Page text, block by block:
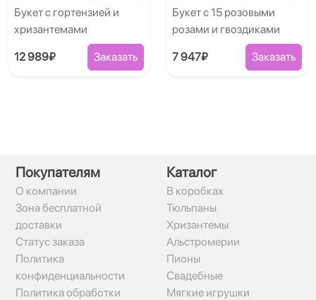
Букет с гортензией и
хризантемами
12 989₽ Заказать
Букет с 15 розовыми
розами и гвоздиками
7 947₽ Заказать
Покупателям
О компании
Зона бесплатной
доставки
Статус заказа
Политика
конфиденциальности
Политика обработки
Каталог
В коробках
Тюльпаны
Хризантемы
Альстромерии
Пионы
Свадебные
Мягкие игрушки